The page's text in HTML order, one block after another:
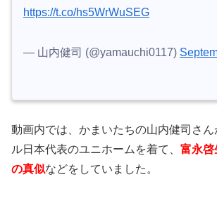
https://t.co/hs5WrWuSEG
— 山内健司 (@yamauchi0117)
動画内では、かまいたちの山内健司さ
ル日本代表のユニホームを着て、 富永啓
の真似などをしていました。